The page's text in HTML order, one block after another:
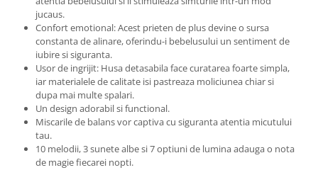
jucaus.
Confort emotional: Acest prieten de plus devine o sursa
constanta de alinare, oferindu-i bebelusului un sentiment de
iubire si siguranta.
Usor de ingrijit: Husa detasabila face curatarea foarte simpla,
iar materialele de calitate isi pastreaza moliciunea chiar si
dupa mai multe spalari.
Un design adorabil si functional.
Miscarile de balans vor captiva cu siguranta atentia micutului
tau.
10 melodii, 3 sunete albe si 7 optiuni de lumina adauga o nota
de magie fiecarei nopti.